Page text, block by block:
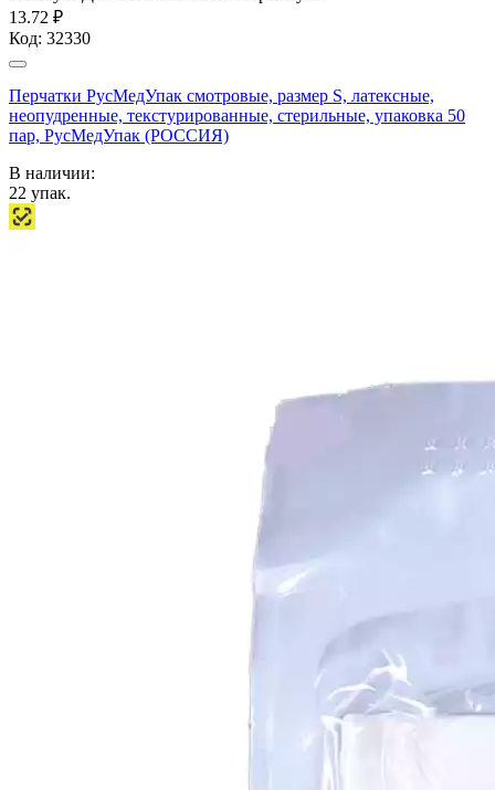
13.72 ₽
Код: 32330
Перчатки РусМедУпак смотровые, размер S, латексные,
неопудренные, текстурированные, стерильные, упаковка 50
пар, РусМедУпак (РОССИЯ)
В наличии:
22 упак.